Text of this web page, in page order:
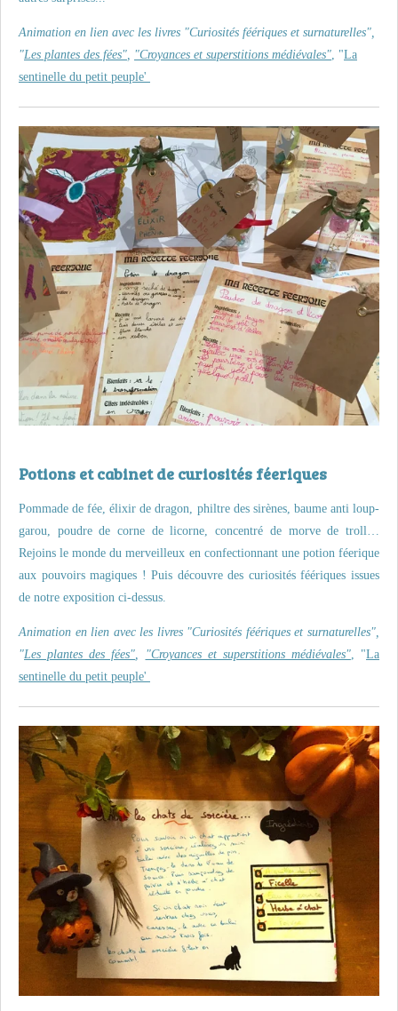
Animation en lien avec les livres "Curiosités féériques et surnaturelles",
"Les plantes des fées" "Croyances et superstitions médiévales" , "La
sentinelle du petit peuple'
Potions et cabinet de curiosités féeriques
Pommade de fée, élixir de dragon, philtre des sirènes, baume anti loup-
garou, poudre de corne de licorne, concentré de morve de troll…
Rejoins le monde du merveilleux en confectionnant une potion féerique
aux pouvoirs magiques !Puis découvre des curiosités féériques issues
de notre exposition ci-dessus.
Animation en lien avec les livres "Curiosités féériques et surnaturelles",
"Les plantes des fées" "Croyances et superstitions médiévales", "La
sentinelle du petit peuple'